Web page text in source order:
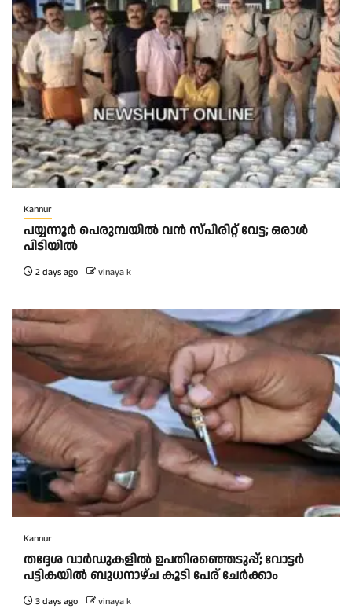
Kannur
പയ്യന്നൂർ പെരുമ്പയിൽ വൻ സ്‌പിരിറ്റ് വേട്ട; ഒരാൾ
പിടിയിൽ
2 days ago vinaya k
Kannur
തദ്ദേശ വാർഡുകളിൽ ഉപതിരഞ്ഞെടുപ്പ്; വോട്ടർ
പട്ടികയിൽ ബുധനാഴ്ച കൂടി പേര് ചേർക്കാം
3 days ago vinaya k